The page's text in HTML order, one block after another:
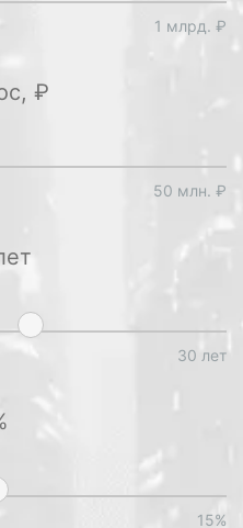
1 млрд. ₽
₽
50 млн. ₽
30 лет
15%